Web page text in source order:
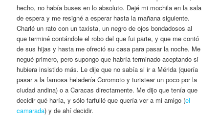
hecho, no había buses en lo absoluto. Dejé mi mochila en la sala
de espera y me resigné a esperar hasta la mañana siguiente.
Charlé un rato con un taxista, un negro de ojos bondadosos al
que terminé contándole el robo del que fui parte, y que me contó
de sus hijas y hasta me ofreció su casa para pasar la noche. Me
negué primero, pero supongo que habría terminado aceptando si
hubiera insistido más. Le dije que no sabía si ir a Mérida (quería
pasar a la famosa heladería Coromoto y turistear un poco por la
ciudad andina) o a Caracas directamente. Me dijo que tenía que
decidir qué haría, y sólo farfullé que quería ver a mi amigo (el
camarada) y de ahí decidir.